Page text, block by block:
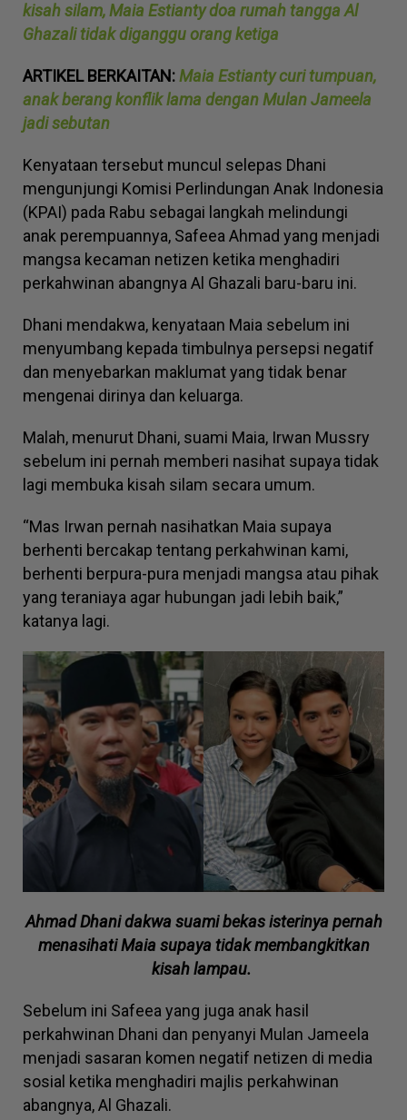
kisah silam, Maia Estianty doa rumah tangga Al
Ghazali tidak diganggu orang ketiga
ARTIKEL BERKAITAN:Maia Estianty curi tumpuan,
anak berang konflik lama dengan Mulan Jameela
jadi sebutan
Kenyataan tersebut muncul selepas Dhani
mengunjungi Komisi Perlindungan Anak Indonesia
(KPAI) pada Rabu sebagai langkah melindungi
anak perempuannya, Safeea Ahmad yang menjadi
mangsa kecaman netizen ketika menghadiri
perkahwinan abangnya Al Ghazali baru-baru ini.
Dhani mendakwa, kenyataan Maia sebelum ini
menyumbang kepada timbulnya persepsi negatif
dan menyebarkan maklumat yang tidak benar
mengenai dirinya dan keluarga.
Malah, menurut Dhani, suami Maia, Irwan Mussry
sebelum ini pernah memberi nasihat supaya tidak
lagi membuka kisah silam secara umum.
“Mas Irwan pernah nasihatkan Maia supaya
berhenti bercakap tentang perkahwinan kami,
berhenti berpura-pura menjadi mangsa atau pihak
yang teraniaya agar hubungan jadi lebih baik,”
katanya lagi.
Ahmad Dhani dakwa suami bekas isterinya pernah
menasihati Maia supaya tidak membangkitkan
kisah lampau.
Sebelum ini Safeea yang juga anak hasil
perkahwinan Dhani dan penyanyi Mulan Jameela
menjadi sasaran komen negatif netizen di media
sosial ketika menghadiri majlis perkahwinan
abangnya, Al Ghazali.